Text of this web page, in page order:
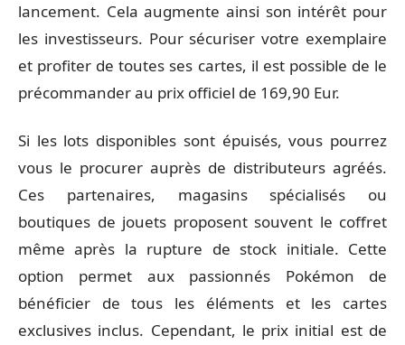
lancement. Cela augmente ainsi son intérêt pour
les investisseurs. Pour sécuriser votre exemplaire
et profiter de toutes ses cartes, il est possible de le
précommander au prix officiel de 169,90 Eur.
Si les lots disponibles sont épuisés, vous pourrez
vous le procurer auprès de distributeurs agréés.
Ces partenaires, magasins spécialisés ou
boutiques de jouets proposent souvent le coffret
même après la rupture de stock initiale. Cette
option permet aux passionnés Pokémon de
bénéficier de tous les éléments et les cartes
exclusives inclus. Cependant, le prix initial est de